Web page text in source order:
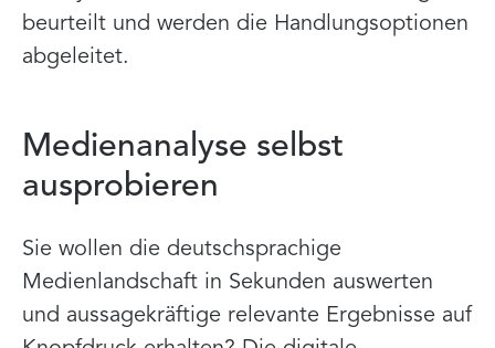
beurteilt und werden die Handlungsoptionen
abgeleitet.
Medienanalyse selbst
ausprobieren
Sie wollen die deutschsprachige
Medienlandschaft in Sekunden auswerten
und aussagekräftige relevante Ergebnisse auf